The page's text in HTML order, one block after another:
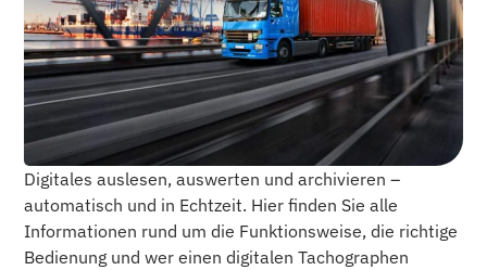
Digitales auslesen, auswerten und archivieren –
automatisch und in Echtzeit. Hier finden Sie alle
Informationen rund um die Funktionsweise, die richtige
Bedienung und wer einen digitalen Tachographen